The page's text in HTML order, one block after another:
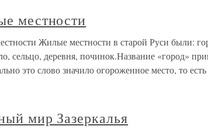
местности
Жилые местности в старой Руси были:
сельцо, деревня, починок.Название «город»
это слово значило огороженное место, то
мир Зазеркалья